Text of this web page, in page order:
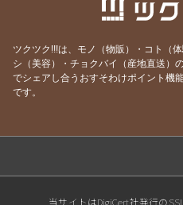
GW明け明け1週
い本当の理由
2026/05/03「すみません」が
2026/04/27
2026/04/053日坊主は怠慢だ
2026/03/07もう「努力するこ
ツクツク!!!は、モノ（物販）・コト（
シ（美容）・チョクバイ（産地直送）
でシェアし合うおすそわけポイント機
です。
当サイトはDigiCert社発行の